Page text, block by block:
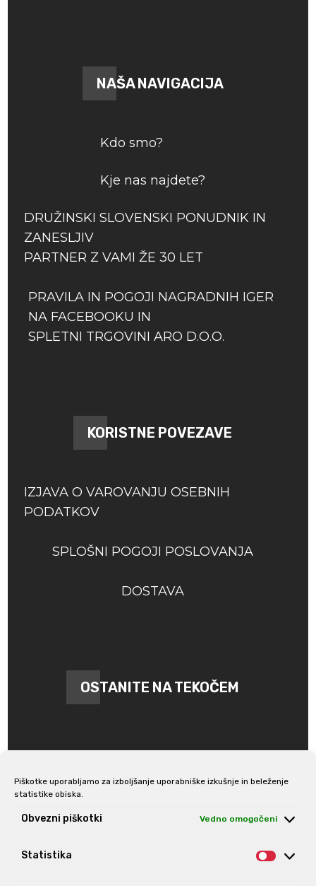
Piškotke uporabljamo za izboljšanje uporabniške izkušnje in beleženje
statistike obiska.
Obvezni piškotki Vedno omogočeni
Statistika
NAŠA NAVIGACIJA
Kdo smo?
Kje nas najdete?
DRUŽINSKI SLOVENSKI PONUDNIK IN
ZANESLJIV
PARTNER Z VAMI ŽE 30 LET
PRAVILA IN POGOJI NAGRADNIH IGER
NA FACEBOOKU IN
SPLETNI TRGOVINI ARO D.O.O.
KORISTNE POVEZAVE
IZJAVA O VAROVANJU OSEBNIH
PODATKOV
SPLOŠNI POGOJI POSLOVANJA
DOSTAVA
OSTANITE NA TEKOČEM